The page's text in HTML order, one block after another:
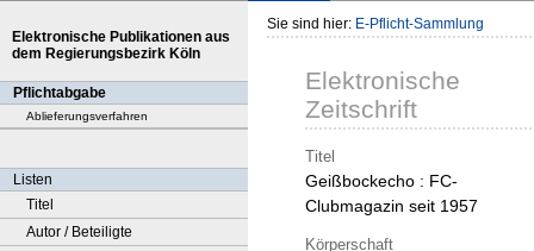
Elektronische Publikationen aus
dem Regierungsbezirk Köln
Pflichtabgabe
Ablieferungsverfahren
Listen
Titel
Autor / Beteiligte
Sie sind hier: E-Pflicht-Sammlung
Elektronische
Zeitschrift
Titel
Geißbockecho : FC-
Clubmagazin seit 1957
Körperschaft